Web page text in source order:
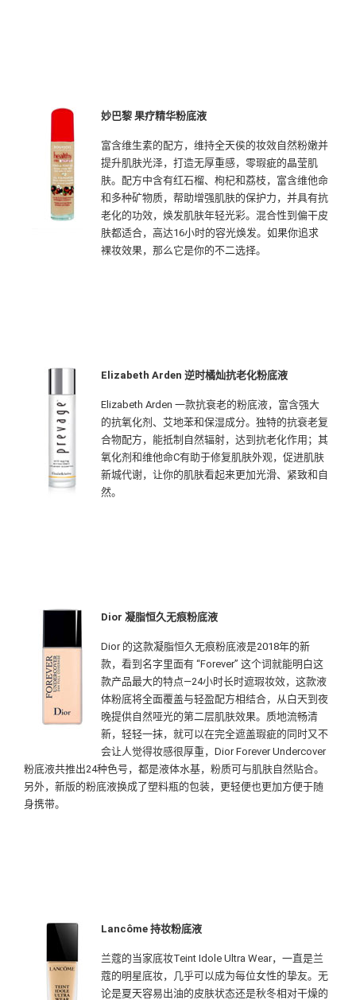
妙巴黎 果疗精华粉底液
富含维生素的配方，维持全天侯的妆效自然粉嫩并
提升肌肤光泽，打造无厚重感，零瑕疵的晶莹肌
肤。配方中含有红石榴、枸杞和荔枝，富含维他命
和多种矿物质，帮助增强肌肤的保护力，并具有抗
老化的功效，焕发肌肤年轻光彩。混合性到偏干皮
肤都适合，高达16小时的容光焕发。如果你追求
裸妆效果，那么它是你的不二选择。
Elizabeth Arden 逆时橘灿抗老化粉底液
Elizabeth Arden 一款抗衰老的粉底液，富含强大
的抗氧化剂、艾地苯和保湿成分。独特的抗衰老复
合物配方，能抵制自然辐射，达到抗老化作用；其
氧化剂和维他命C有助于修复肌肤外观，促进肌肤
新城代谢，让你的肌肤看起来更加光滑、紧致和自
然。
Dior 凝脂恒久无痕粉底液
Dior 的这款凝脂恒久无痕粉底液是2018年的新
款，看到名字里面有 “Forever” 这个词就能明白这
款产品最大的特点—24小时长时遮瑕妆效，这款液
体粉底将全面覆盖与轻盈配方相结合，从白天到夜
晚提供自然哑光的第二层肌肤效果。质地流畅清
新，轻轻一抹，就可以在完全遮盖瑕疵的同时又不
会让人觉得妆感很厚重，Dior Forever Undercover
粉底液共推出24种色号，都是液体水基，粉质可与肌肤自然贴合。
另外，新版的粉底液换成了塑料瓶的包装，更轻便也更加方便于随
身携带。
Lancôme 持妆粉底液
兰蔻的当家底妆Teint Idole Ultra Wear，一直是兰
蔻的明星底妆，几乎可以成为每位女性的挚友。无
论是夏天容易出油的皮肤状态还是秋冬相对干燥的